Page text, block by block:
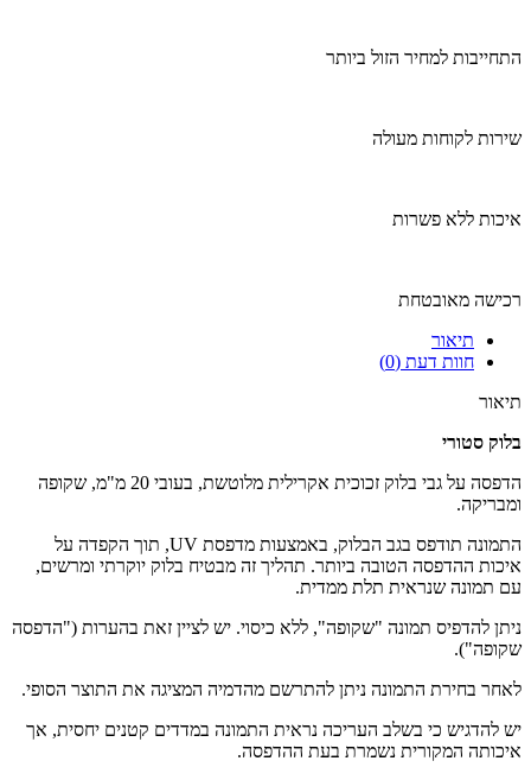
התחייבות למחיר הזול ביותר
שירות לקוחות מעולה
איכות ללא פשרות
רכישה מאובטחת
תיאור
חוות דעת (0)
תיאור
בלוק סטורי
הדפסה על גבי בלוק זכוכית אקרילית מלוטשת, בעובי 20 מ"מ, שקופה
ומבריקה.
התמונה תודפס בגב הבלוק, באמצעות מדפסת UV, תוך הקפדה על
איכות ההדפסה הטובה ביותר. תהליך זה מבטיח בלוק יוקרתי ומרשים,
עם תמונה שנראית תלת ממדית.
ניתן להדפיס תמונה "שקופה", ללא כיסוי. יש לציין זאת בהערות ("הדפסה
שקופה").
לאחר בחירת התמונה ניתן להתרשם מהדמיה המציגה את התוצר הסופי.
יש להדגיש כי בשלב העריכה נראית התמונה במדדים קטנים יחסית, אך
איכותה המקורית נשמרת בעת ההדפסה.